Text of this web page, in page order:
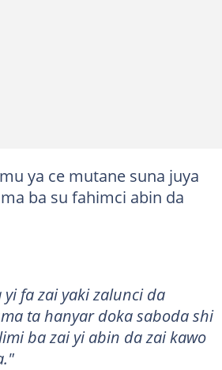
ya ce mutane suna juya
ba su fahimci abin da
yi fa zai yaki zalunci da
ta hanyar doka saboda shi
ba zai yi abin da zai kawo